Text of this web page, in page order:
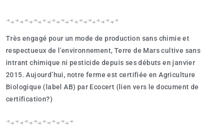
Très engagé pour un mode de production sans chimie et
respectueux de l’environnement, Terre de Mars cultive sans
intrant chimique ni pesticide depuis ses débuts en janvier
2015. Aujourd’hui, notre ferme est certifiée en Agriculture
Biologique (label AB) par Ecocert (lien vers le document de
certification?)